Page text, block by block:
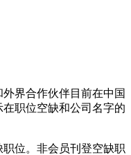
界合作伙伴目前在中国
职位空缺和公司名字的
位。非会员刊登空缺职